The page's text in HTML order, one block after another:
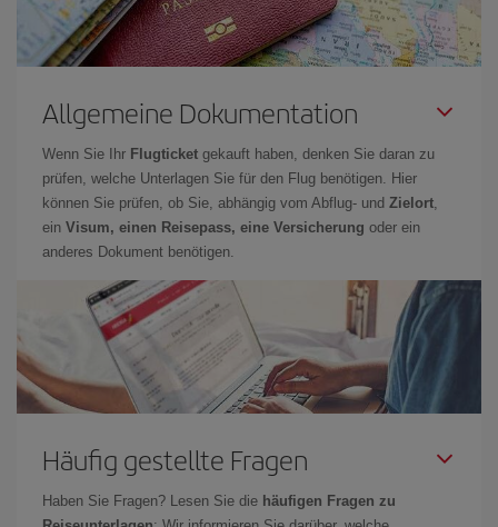
Allgemeine Dokumentation
Wenn Sie Ihr Flugticket gekauft haben, denken Sie daran zu
prüfen, welche Unterlagen Sie für den Flug benötigen. Hier
können Sie prüfen, ob Sie, abhängig vom Abflug- und Zielort,
ein Visum, einen Reisepass, eine Versicherung oder ein
anderes Dokument benötigen.
Häufig gestellte Fragen
Haben Sie Fragen? Lesen Sie die häufigen Fragen zu